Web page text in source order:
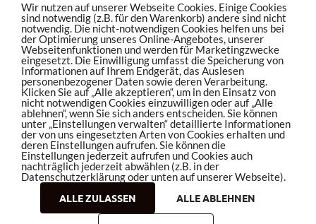
Copyright © 2026bleistiftrocker.de
Wir nutzen auf unserer Webseite Cookies. Einige Cookies
sind notwendig (z.B. für den Warenkorb) andere sind nicht
notwendig. Die nicht-notwendigen Cookies helfen uns bei
der Optimierung unseres Online-Angebotes, unserer
Webseitenfunktionen und werden für Marketingzwecke
eingesetzt. Die Einwilligung umfasst die Speicherung von
Informationen auf Ihrem Endgerät, das Auslesen
personenbezogener Daten sowie deren Verarbeitung.
Klicken Sie auf „Alle akzeptieren“, um in den Einsatz von
nicht notwendigen Cookies einzuwilligen oder auf „Alle
ablehnen“, wenn Sie sich anders entscheiden. Sie können
unter „Einstellungen verwalten“ detaillierte Informationen
der von uns eingesetzten Arten von Cookies erhalten und
deren Einstellungen aufrufen. Sie können die
Einstellungen jederzeit aufrufen und Cookies auch
nachträglich jederzeit abwählen (z.B. in der
Datenschutzerklärung oder unten auf unserer Webseite).
ALLE ZULASSEN
ALLE ABLEHNEN